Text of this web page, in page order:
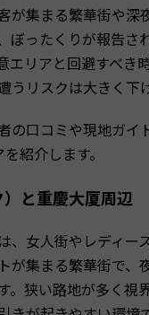
が集まる繁華街や深
ぼったくりが報告さ
エリアと回避すべき
うリスクは大きく下
の口コミや現地ガイ
紹介します。
と重慶大厦周辺
、女人街やレディー
が集まる繁華街で、
。狭い路地が多く視